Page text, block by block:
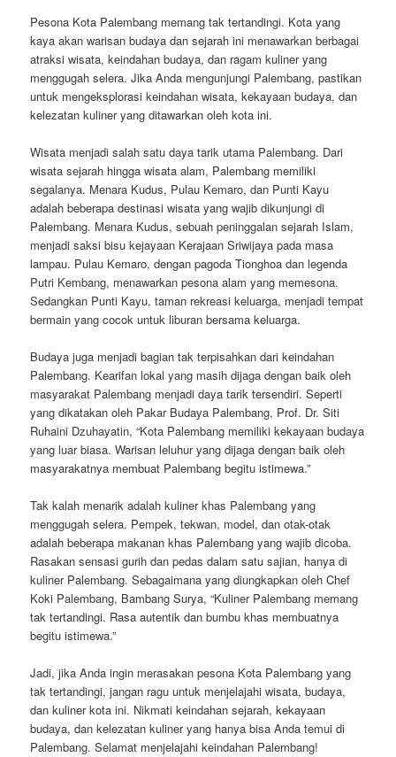
Pesona Kota Palembang memang tak tertandingi. Kota yang
kaya akan warisan budaya dan sejarah ini menawarkan berbagai
atraksi wisata, keindahan budaya, dan ragam kuliner yang
menggugah selera. Jika Anda mengunjungi Palembang, pastikan
untuk mengeksplorasi keindahan wisata, kekayaan budaya, dan
kelezatan kuliner yang ditawarkan oleh kota ini.
Wisata menjadi salah satu daya tarik utama Palembang. Dari
wisata sejarah hingga wisata alam, Palembang memiliki
segalanya. Menara Kudus, Pulau Kemaro, dan Punti Kayu
adalah beberapa destinasi wisata yang wajib dikunjungi di
Palembang. Menara Kudus, sebuah peninggalan sejarah Islam,
menjadi saksi bisu kejayaan Kerajaan Sriwijaya pada masa
lampau. Pulau Kemaro, dengan pagoda Tionghoa dan legenda
Putri Kembang, menawarkan pesona alam yang memesona.
Sedangkan Punti Kayu, taman rekreasi keluarga, menjadi tempat
bermain yang cocok untuk liburan bersama keluarga.
Budaya juga menjadi bagian tak terpisahkan dari keindahan
Palembang. Kearifan lokal yang masih dijaga dengan baik oleh
masyarakat Palembang menjadi daya tarik tersendiri. Seperti
yang dikatakan oleh Pakar Budaya Palembang, Prof. Dr. Siti
Ruhaini Dzuhayatin, “Kota Palembang memiliki kekayaan budaya
yang luar biasa. Warisan leluhur yang dijaga dengan baik oleh
masyarakatnya membuat Palembang begitu istimewa.”
Tak kalah menarik adalah kuliner khas Palembang yang
menggugah selera. Pempek, tekwan, model, dan otak-otak
adalah beberapa makanan khas Palembang yang wajib dicoba.
Rasakan sensasi gurih dan pedas dalam satu sajian, hanya di
kuliner Palembang. Sebagaimana yang diungkapkan oleh Chef
Koki Palembang, Bambang Surya, “Kuliner Palembang memang
tak tertandingi. Rasa autentik dan bumbu khas membuatnya
begitu istimewa.”
Jadi, jika Anda ingin merasakan pesona Kota Palembang yang
tak tertandingi, jangan ragu untuk menjelajahi wisata, budaya,
dan kuliner kota ini. Nikmati keindahan sejarah, kekayaan
budaya, dan kelezatan kuliner yang hanya bisa Anda temui di
Palembang. Selamat menjelajahi keindahan Palembang!